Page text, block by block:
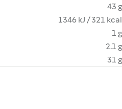
43 g
1346 kJ / 321 kcal
1 g
2.1 g
31 g